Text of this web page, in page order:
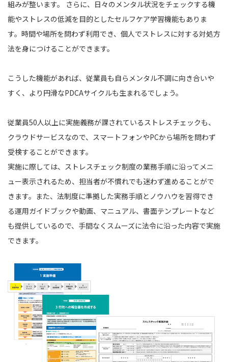
組みが整います。 さらに、日々のメンタル状況をチェックする機
能やストレスの低減を目的としたセルフケア学習機能もありま
す。時間や場所を問わず利用でき、個人でストレスに対する対処方
法を身につけることができます。
こうした機能があれば、従業員も自らメンタル不調に向き合いや
すく、より円滑なPDCAサイクルも生まれるでしょう。
従業員50人以上に実施義務が課されているストレスチェックも、
クラウドサービスなので、スマートフォンやPCから場所を問わず
受検することができます。
実施に際しては、ストレスチェック制度の業務手順に沿ってメニ
ュー表示されるため、担当者が不慣れでも迷わず進めることがで
きます。また、法制度に準拠した実務手順とノウハウを習得でき
る運用ガイドブックや動画、マニュアル、書面テンプレートなど
も提供しているので、手間なくスムーズに法令に沿った内容で実施
できます。